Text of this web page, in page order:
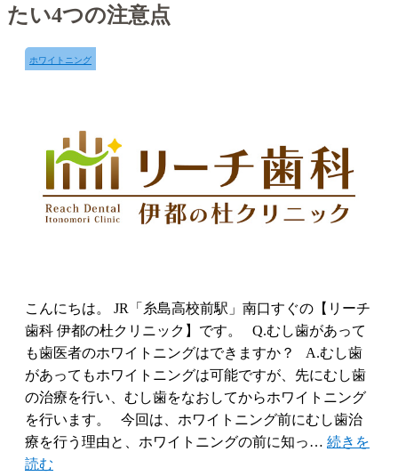
たい4つの注意点
ホワイトニング
こんにちは。 JR「糸島高校前駅」南口すぐの【リーチ
歯科 伊都の杜クリニック】です。 Q.むし歯があって
も歯医者のホワイトニングはできますか？ A.むし歯
があってもホワイトニングは可能ですが、先にむし歯
の治療を行い、むし歯をなおしてからホワイトニング
を行います。 今回は、ホワイトニング前にむし歯治
療を行う理由と、ホワイトニングの前に知っ… 続きを
読む